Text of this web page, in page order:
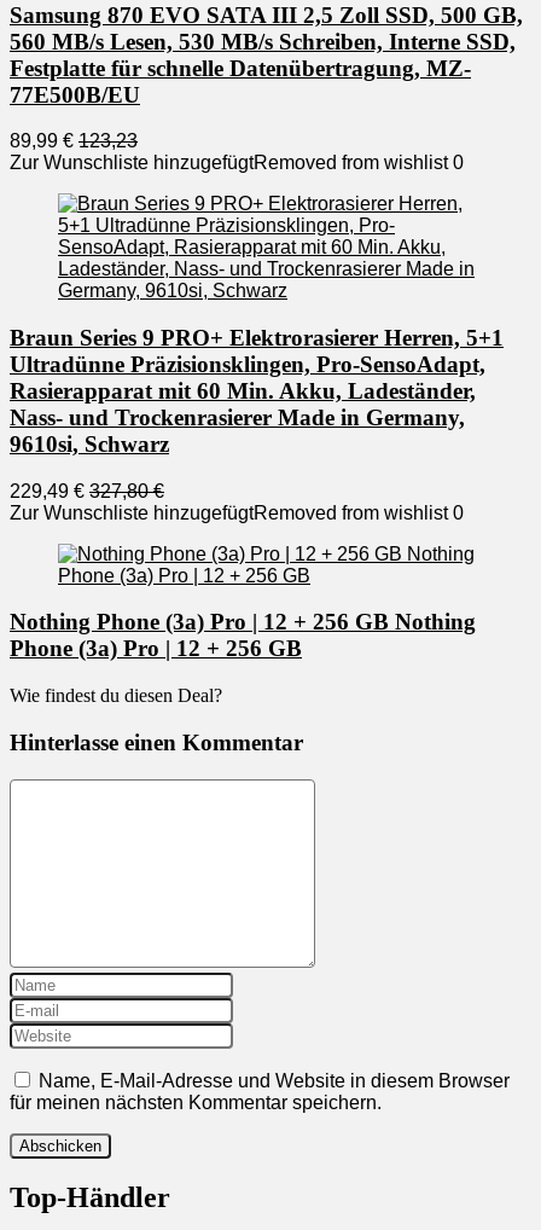
Samsung 870 EVO SATA III 2,5 Zoll SSD, 500 GB,
560 MB/s Lesen, 530 MB/s Schreiben, Interne SSD,
Festplatte für schnelle Datenübertragung, MZ-
77E500B/EU
89,99 € 123,23
Zur Wunschliste hinzugefügtRemoved from wishlist 0
Braun Series 9 PRO+ Elektrorasierer Herren, 5+1
Ultradünne Präzisionsklingen, Pro-SensoAdapt,
Rasierapparat mit 60 Min. Akku, Ladeständer,
Nass- und Trockenrasierer Made in Germany,
9610si, Schwarz
229,49 € 327,80 €
Zur Wunschliste hinzugefügtRemoved from wishlist 0
Nothing Phone (3a) Pro | 12 + 256 GB Nothing
Phone (3a) Pro | 12 + 256 GB
Wie findest du diesen Deal?
Hinterlasse einen Kommentar
Name, E-Mail-Adresse und Website in diesem Browser
für meinen nächsten Kommentar speichern.
Top-Händler